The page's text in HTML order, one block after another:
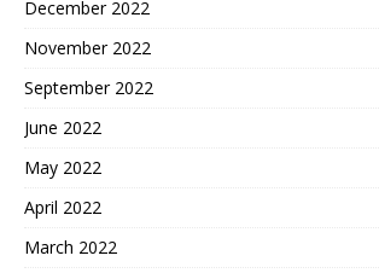
December 2022
November 2022
September 2022
June 2022
May 2022
April 2022
March 2022